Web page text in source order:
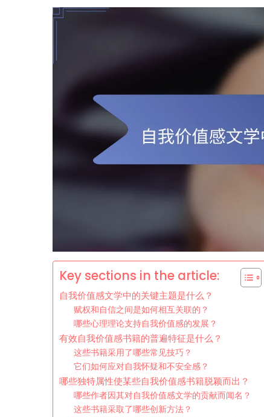
Key sections in the article:
自我价值感文学中的关键主题是什么？
赋权和自信之间是如何相互关联的？
哪些心理理论支持自我价值感的发展？
有效自我价值感书籍的普遍特征是什么？
这些书籍采用了哪些常见技巧？
它们如何应对自我怀疑和不安全感？
哪些独特属性使某些自我价值感书籍脱颖而出？
哪些作者因其对自我价值感文学的贡献而闻名？
这些书籍采取了哪些创新方法？